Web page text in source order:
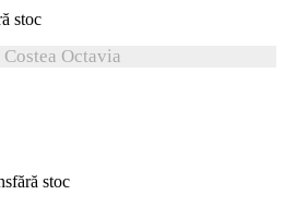
stoc
Costea Octavia
fără stoc